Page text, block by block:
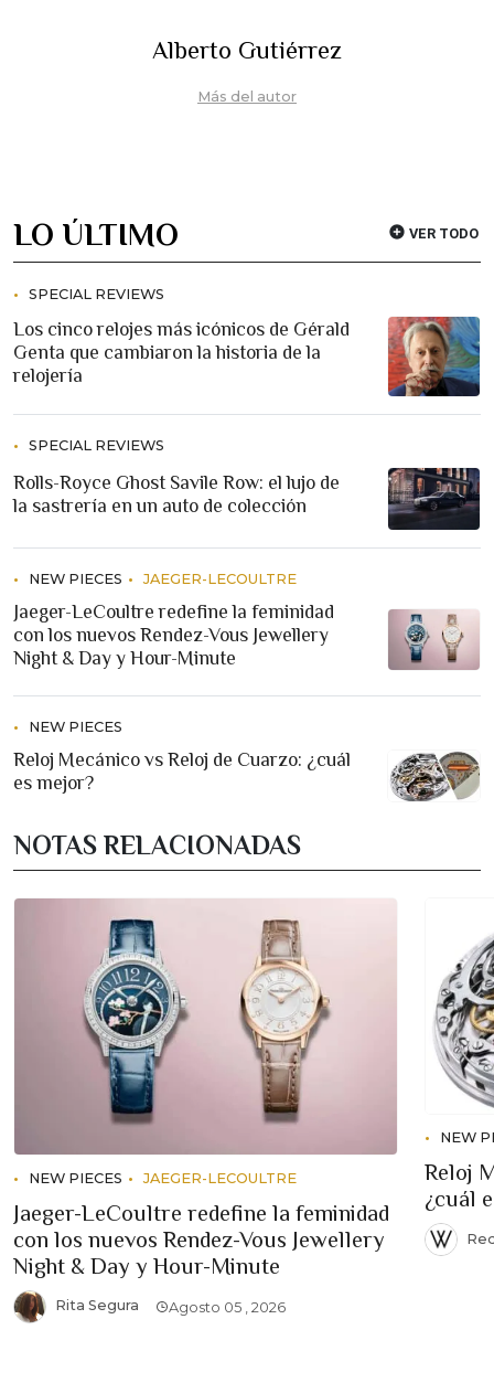
Alberto Gutiérrez
Más del autor
LO ÚLTIMO VER TODO
SPECIAL REVIEWS
Los cinco relojes más icónicos de Gérald
Genta que cambiaron la historia de la
relojería
SPECIAL REVIEWS
Rolls-Royce Ghost Savile Row: el lujo de
la sastrería en un auto de colección
NEW PIECES JAEGER-LECOULTRE
Jaeger-LeCoultre redefine la feminidad
con los nuevos Rendez-Vous Jewellery
Night & Day y Hour-Minute
NEW PIECES
Reloj Mecánico vs Reloj de Cuarzo: ¿cuál
es mejor?
NOTAS RELACIONADAS
NEW PIECES JAEGER-LECOULTRE
Jaeger-LeCoultre redefine la feminidad
con los nuevos Rendez-Vous Jewellery
Night & Day y Hour-Minute
Rita Segura Agosto 05 , 2026
NEW
Reloj
¿cuál